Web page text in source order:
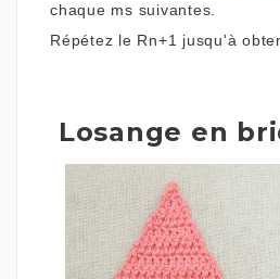
chaque ms suivantes.
Répétez le Rn+1 jusqu'à
Losange en